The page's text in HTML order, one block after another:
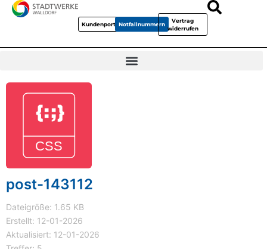
KundenportalNotfallnummern
Vertrag
widerrufen
post-143112
Dateigröße: 1.65 KB
Erstellt: 12-01-2026
Aktualisiert: 12-01-2026